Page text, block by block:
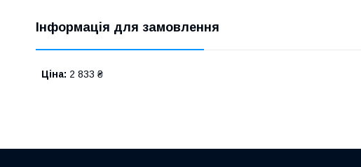
Інформація для замовлення
Ціна: 2 833 ₴